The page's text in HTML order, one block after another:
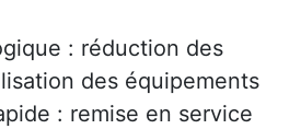
: réduction des
des équipements
: remise en service